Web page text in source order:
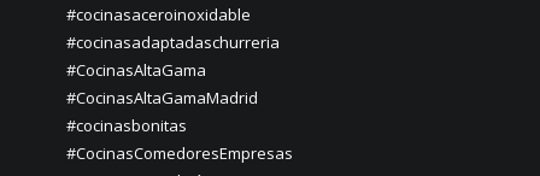
#cocinasaceroinoxidable
#cocinasadaptadaschurreria
#CocinasAltaGama
#CocinasAltaGamaMadrid
#cocinasbonitas
#CocinasComedoresEmpresas